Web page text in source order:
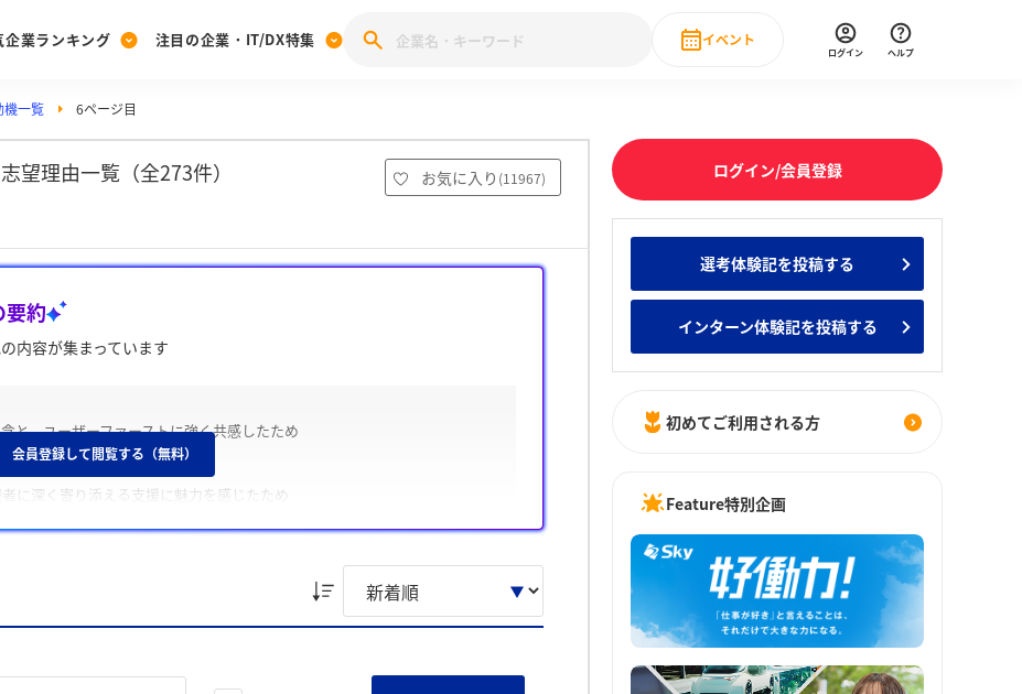
[27卒] 本選考体験記投稿キャンペーン
企業ランキング
みんなのDX企業就職ブランド調査
みんなのIT業界新卒就職人気企業ランキング みんなの新卒就職人気企業ランキング みんなのインターン人気企業ランキ
注目の企業・IT/DX特集
28卒 IT・DX現場社員インタビュー
企業研究
イベント
直近のイベント一覧
ログイン ヘルプ
機一覧 6ページ目
望理由一覧（全273件） お気に入り (11967)
約
内容が集まっています
と、ユーザーファーストに強く共感したため
に深く寄り添える支援に魅力を感じたため
会員登録して閲覧する（無料）
ログイン/会員登録
選考体験記を投稿する
インターン体験記を投稿する
初めてご利用される方
Feature特別企画